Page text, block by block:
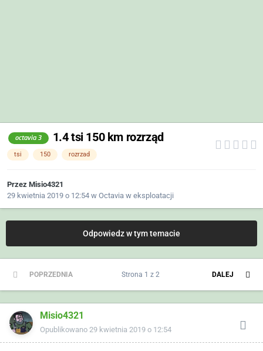
octavia 3 1.4 tsi 150 km rozrząd
tsi 150 rozrzad
Przez Misio4321
29 kwietnia 2019 o 12:54 w Octavia w eksploatacji
Odpowiedz w tym temacie
POPRZEDNIA DALEJ
Strona 1 z 2
Misio4321
Opublikowano 29 kwietnia 2019 o 12:54